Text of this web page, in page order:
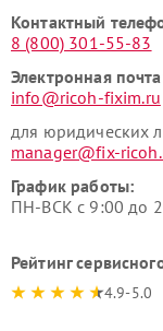
Контактный
8 (800) 301-55-83
Электронная
info@ricoh-fixim.ru
для юридических
manager@fix-
График работы:
ПН-ВСК с 9:00 до
Рейтинг
4.9-5.0